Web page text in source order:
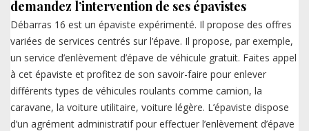
demandez l’intervention de ses épavistes
Débarras 16 est un épaviste expérimenté. Il propose des offres
variées de services centrés sur l’épave. Il propose, par exemple,
un service d’enlèvement d’épave de véhicule gratuit. Faites appel
à cet épaviste et profitez de son savoir-faire pour enlever
différents types de véhicules roulants comme camion, la
caravane, la voiture utilitaire, voiture légère. L’épaviste dispose
d’un agrément administratif pour effectuer l’enlèvement d’épave